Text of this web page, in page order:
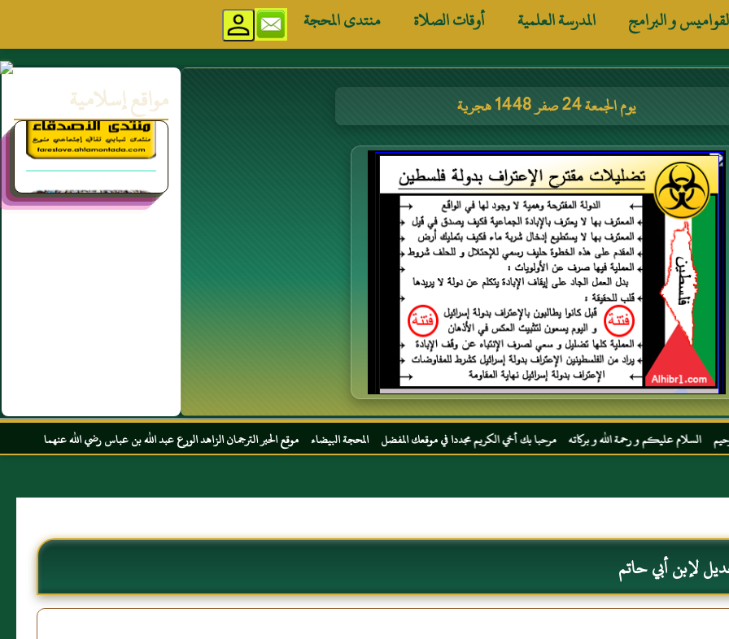
و البرامج المدرسة العلمية أوقات الصلاة منتدى المحجة
يوم الجمعة 24 صفر 1448 هجرية مواقع إسلامية
و رحمة الله و بركاته مرحبا بك أخي الكريم مجددا في موقعك المفضل المحجة البيضاء موقع الحبر الترجمان الزاهد الورع عبد الله بن عباس رضي الله عنهما
لإبن أبي حاتم